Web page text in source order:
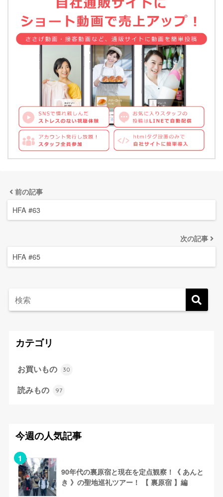
前の記事
HFA #63
次の記事
HFA #65
カテゴリ
お買いもの 30
読みもの 97
今週の人気記事
90年代の裏原宿と現在を定点観察！《 あんと
き 》の聖地巡礼ツアー！ 【 裏原宿 】編